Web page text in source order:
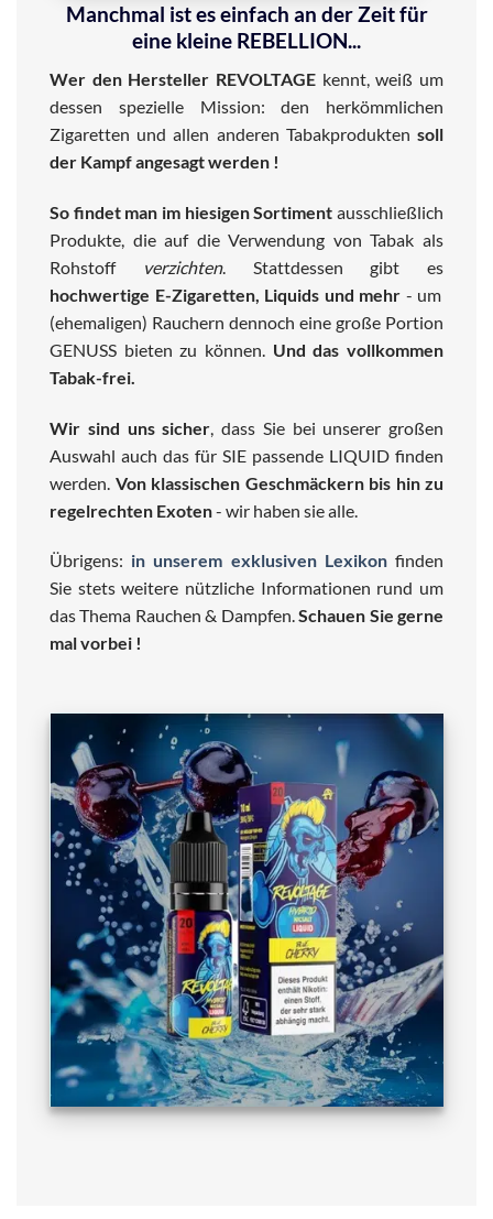
Manchmal ist es einfach an der Zeit für
eine kleine REBELLION...
Wer den Hersteller REVOLTAGE kennt, weiß um
dessen spezielle Mission: den herkömmlichen
Zigaretten und allen anderen Tabakprodukten soll
der Kampf angesagt werden !
So findet man im hiesigen Sortiment ausschließlich
Produkte, die auf die Verwendung von Tabak als
Rohstoff
verzichten. Stattdessen gibt es
hochwertige E-Zigaretten, Liquids und mehr - um
(ehemaligen) Rauchern dennoch eine große Portion
GENUSS bieten zu können. Und das vollkommen
Tabak-frei.
Wir sind uns sicher , dass Sie bei unserer großen
Auswahl auch das für SIE passende LIQUID finden
werden. Von klassischen Geschmäckern bis hin zu
regelrechten Exoten- wir haben sie alle.
Übrigens: in unserem exklusiven Lexikonfinden
Sie stets weitere nützliche Informationen rund um
das Thema Rauchen & Dampfen.Schauen Sie gerne
mal vorbei !